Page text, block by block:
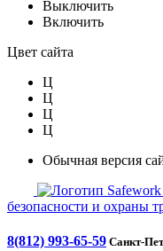
Выключить
Включить
Цвет сайта
Ц
Ц
Ц
Ц
Обычная версия
Safework
безопасности и охраны
8(812) 993-65-59 Санкт-